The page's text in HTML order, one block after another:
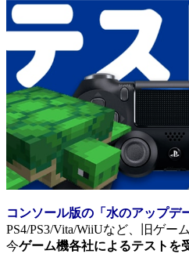
コンソール版の「水のアップデ
PS4/PS3/Vita/WiiUなど、旧ゲー
今ゲーム機各社によるテストを